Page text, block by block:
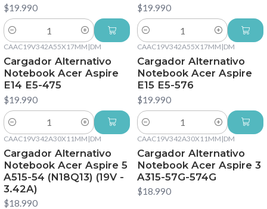
$19.990
Cantidad
$19.990
Cantidad
CAAC19V342A55X17MM |DM
Cargador Alternativo
Notebook Acer Aspire
E14 E5-475
$19.990
Cantidad
CAAC19V342A55X17MM |DM
Cargador Alternativo
Notebook Acer Aspire
E15 E5-576
$19.990
Cantidad
CAAC19V342A30X11MM |DM
Cargador Alternativo
Notebook Acer Aspire 5
A515-54 (N18Q13) (19V -
3.42A)
$18.990
CAAC19V342A30X11MM |DM
Cargador Alternativo
Notebook Acer Aspire 3
A315-57G-574G
$18.990